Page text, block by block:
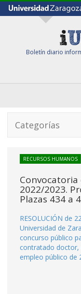
Boletín diario
Categorías
RECURSOS HUMANOS
2022/2023.
Plazas 434 a
RESOLUCIÓN de
Universidad de
concurso público
contratado doctor,
empleo público de